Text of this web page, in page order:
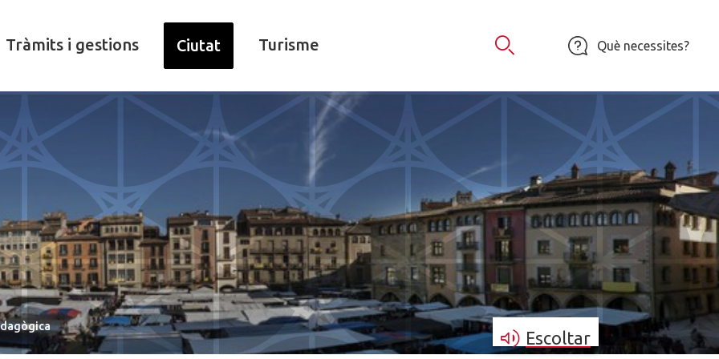
Obrir Cercador
Què necessites?
Tràmits i gestions Ciutat Turisme
Escoltar